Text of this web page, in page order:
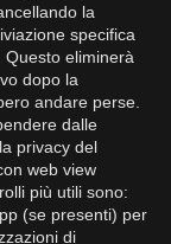
la
specifica
eliminerà
dopo la
andare perse.
dalle
privacy del
web view
più utili sono:
(se presenti) per
di